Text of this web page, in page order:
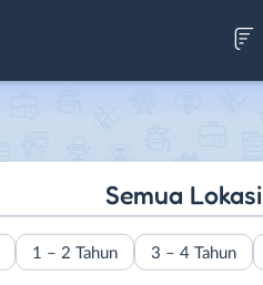
Semua Lokasi
1 – 2 Tahun 3 – 4 Tahun